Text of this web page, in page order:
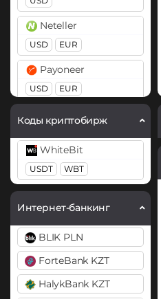
Cardano (ADA)
Chainlink (LINK)
ERC20
Compound (COMP)
DAI
ERC20
POLYGON
BEP20
Decentraland (MANA)
Dogecoin (DOGE)
DOGE
Neteller
USD EUR
Payoneer
USD EUR
PYUSD
PaySera
EUR
USD
Pix BRL
Revolut
Коды криптобирж
WhiteBit
USDT WBT
Интернет-банкинг
BLIK PLN
ForteBank KZT
HalykBank KZT